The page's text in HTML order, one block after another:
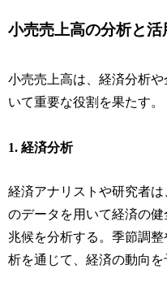
小売売上高の分析と活
小売売上高は、経済分析
いて重要な役割を果たす。
1. 経済分析
経済アナリストや研究者
のデータを用いて経済の
兆候を分析する。季節調
析を通じて、経済の動向を